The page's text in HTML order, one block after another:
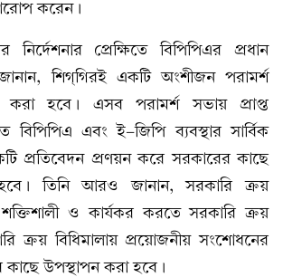
করেন।
নির্দেশনার প্রেক্ষিতে বিপিপিএর প্রধান
জানান, শিগ্‌গিরই একটি অংশীজন পরামর্শ
হবে। এসব পরামর্শ সভায় প্রাপ্ত
বিপিপিএ এবং ই-জিপি ব্যবস্থার সার্বিক
প্রতিবেদন প্রণয়ন করে সরকারের কাছে
তিনি আরও জানান, সরকারি ক্রয়
ও কার্যকর করতে সরকারি ক্রয়
ক্রয় বিধিমালায় প্রয়োজনীয় সংশোধনের
কাছে উপস্থাপন করা হবে।